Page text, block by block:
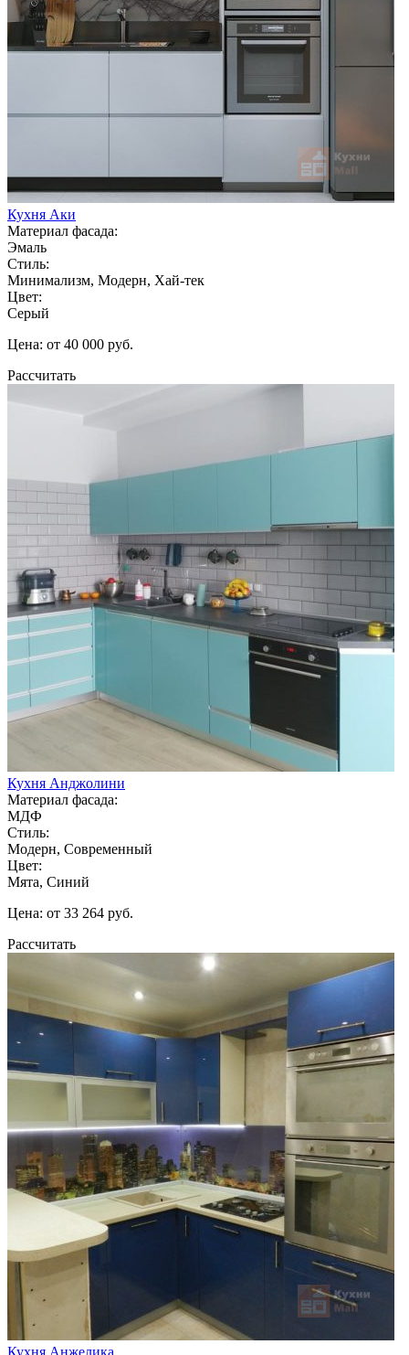
Кухня Аки
Материал фасада:
Эмаль
Стиль:
Минимализм, Модерн, Хай-тек
Цвет:
Серый
Цена: от 40 000 руб.
Рассчитать
Кухня Анджолини
Материал фасада:
МДФ
Стиль:
Модерн, Современный
Цвет:
Мята, Синий
Цена: от 33 264 руб.
Рассчитать
Кухня Анжелика